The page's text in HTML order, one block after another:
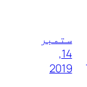
ستمبر
14,
2019